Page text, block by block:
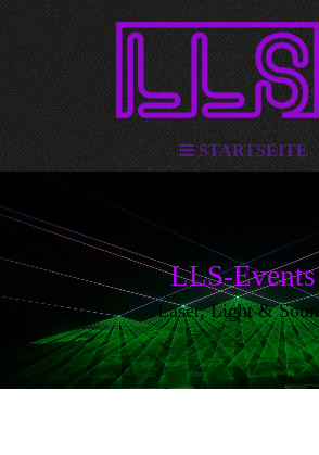
STARTSEITE
LLS-Events
Laser, Light & Sound